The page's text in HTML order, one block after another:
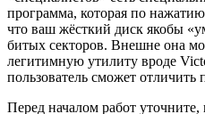
программа, которая по
что ваш жёсткий диск якобы
битых секторов. Внешне она
легитимную утилиту вроде
пользователь сможет отличить
Перед началом работ